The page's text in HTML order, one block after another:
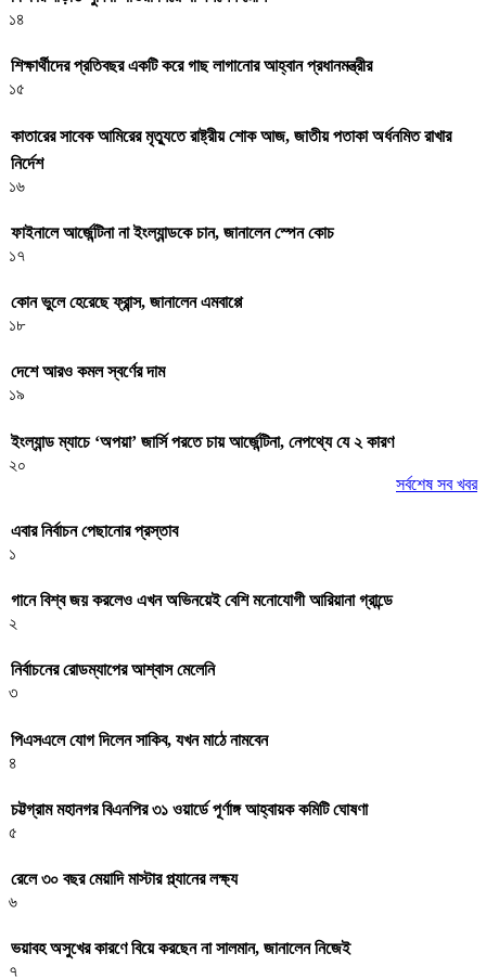
১৪
শিক্ষার্থীদের প্রতিবছর একটি করে গাছ লাগানোর আহ্বান প্রধানমন্ত্রীর
১৫
কাতারের সাবেক আমিরের মৃত্যুতে রাষ্ট্রীয় শোক আজ, জাতীয় পতাকা অর্ধনমিত রাখার
নির্দেশ
১৬
ফাইনালে আর্জেন্টিনা না ইংল্যান্ডকে চান, জানালেন স্পেন কোচ
১৭
কোন ভুলে হেরেছে ফ্রান্স, জানালেন এমবাপ্পে
১৮
দেশে আরও কমল স্বর্ণের দাম
১৯
ইংল্যান্ড ম্যাচে ‘অপয়া’ জার্সি পরতে চায় আর্জেন্টিনা, নেপথ্যে যে ২ কারণ
২০
সর্বশেষ সব খবর
এবার নির্বাচন পেছানোর প্রস্তাব
১
গানে বিশ্ব জয় করলেও এখন অভিনয়েই বেশি মনোযোগী আরিয়ানা গ্রান্ডে
২
নির্বাচনের রোডম্যাপের আশ্বাস মেলেনি
৩
পিএসএলে যোগ দিলেন সাকিব, যখন মাঠে নামবেন
৪
চট্টগ্রাম মহানগর বিএনপির ৩১ ওয়ার্ডে পূর্ণাঙ্গ আহ্বায়ক কমিটি ঘোষণা
৫
রেলে ৩০ বছর মেয়াদি মাস্টার প্ল্যানের লক্ষ্য
৬
ভয়াবহ অসুখের কারণে বিয়ে করছেন না সালমান, জানালেন নিজেই
৭